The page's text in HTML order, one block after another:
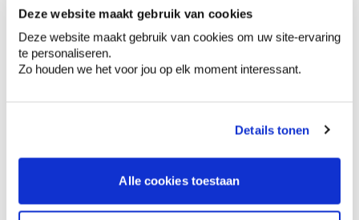
Deze website maakt gebruik van cookies
Deze website maakt gebruik van cookies om uw site-ervaring
te personaliseren.
Zo houden we het voor jou op elk moment interessant.
Details tonen
Alle cookies toestaan
goed onderhoudbaar? Wil je een heel sterke en
slijtvaste vernis waarbij de vernis een
antiekachtig, geel uitzicht heeft? Er zijn tal van
mogelijkheden.
naar een compromisoplossing. Een matte, en zo
helaas niet. Je houdt best rekening met volgende
de vernis, hoe onzichtbaarder,
maar dan is de vernis ookminder goed